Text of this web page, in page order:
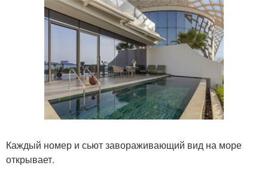
Каждый номер и сьют завораживающий вид на море
открывает.